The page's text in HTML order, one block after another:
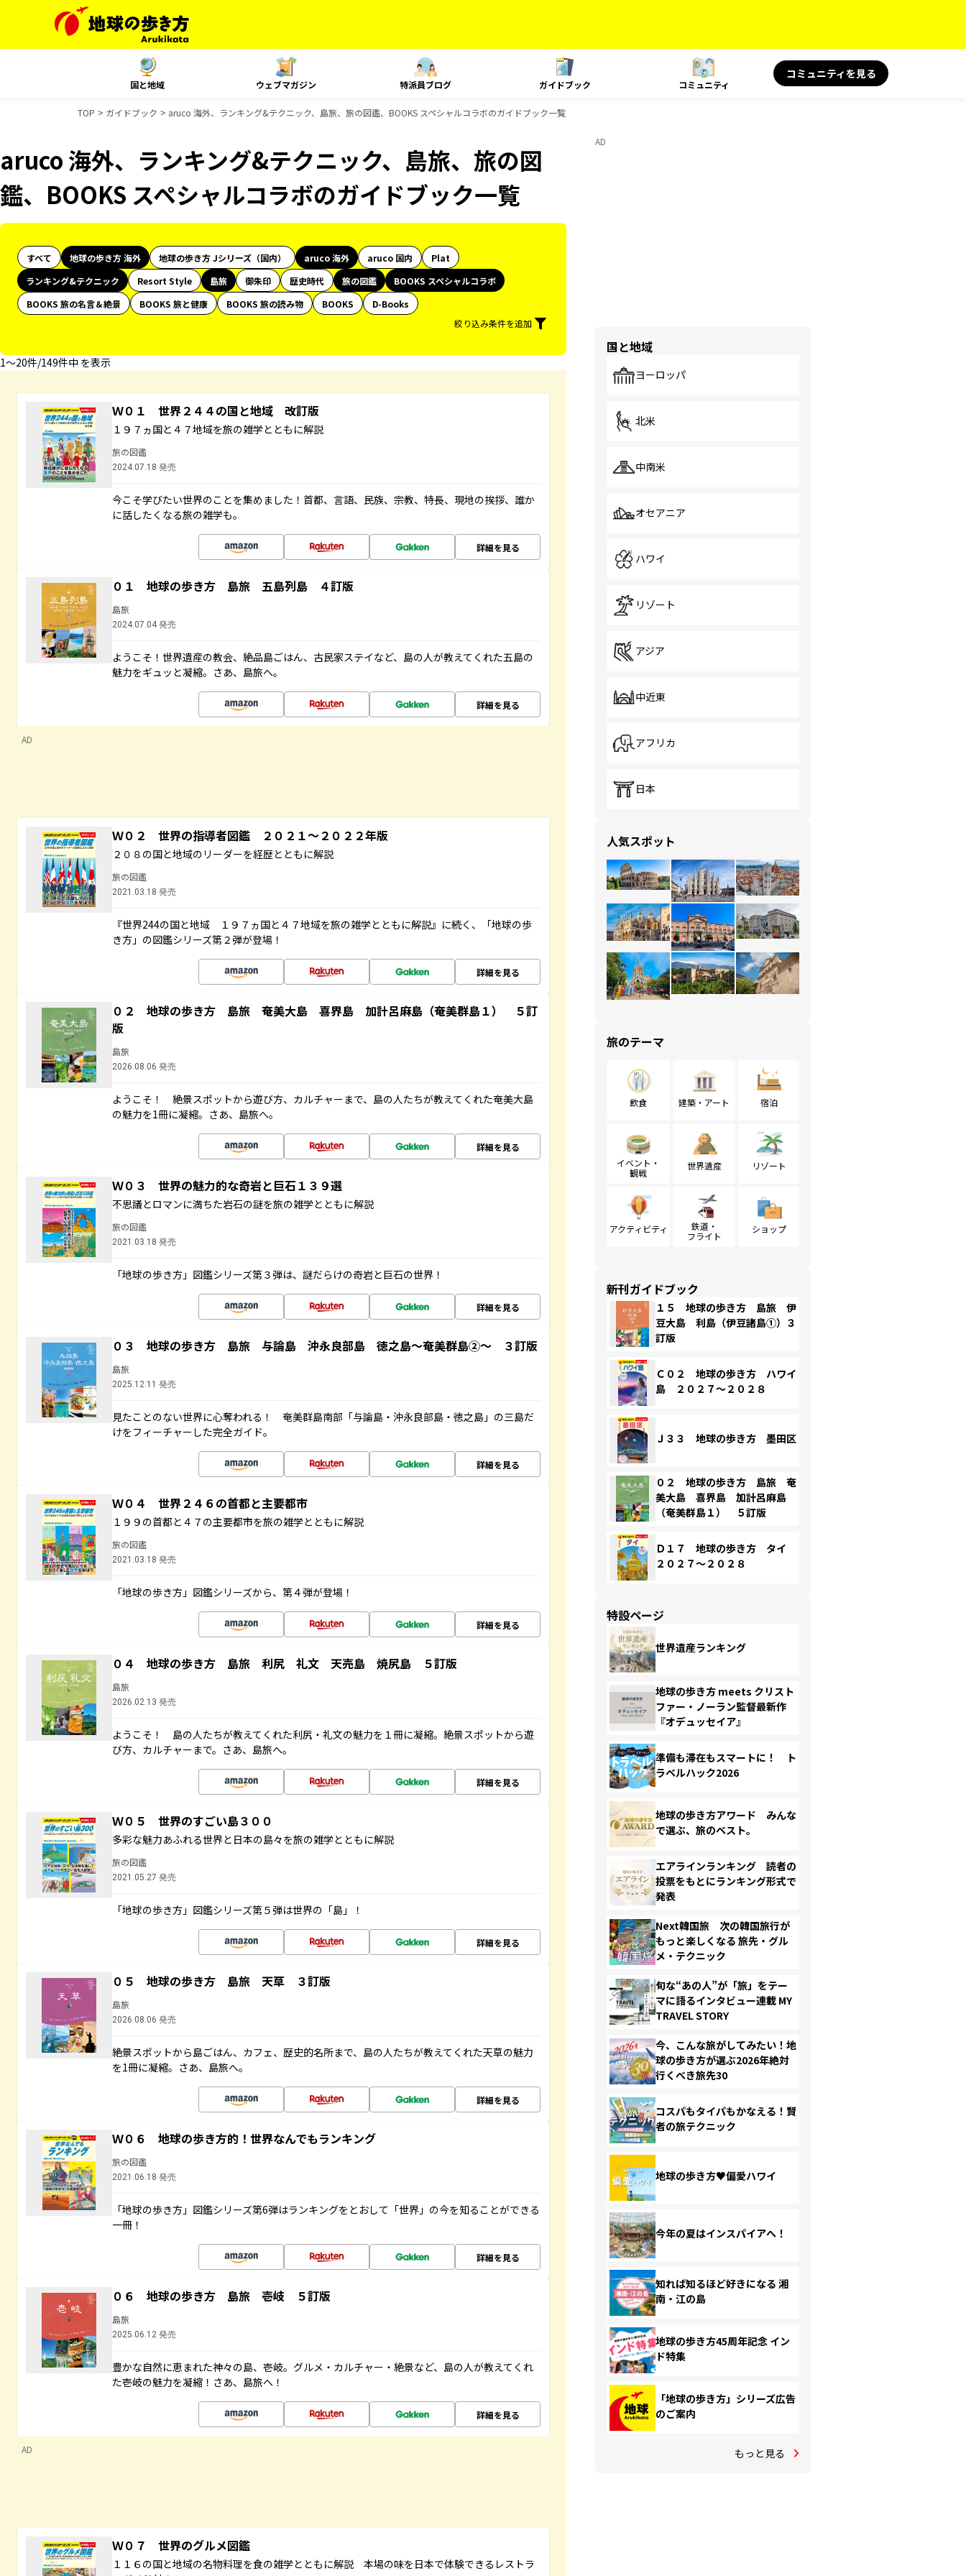
国と地域 ウェブマガジン 特派員ブログ ガイドブック コミュニティ
コミュニティを見る
TOP ガイドブック aruco 海外、ランキング&テクニック、島旅、旅の図鑑、BOOKS スペシャルコラボのガイドブック一覧
aruco 海外、ランキング&テクニック、島旅、旅の図
鑑、BOOKS スペシャルコラボのガイドブック一覧
すべて 地球の歩き方 海外 地球の歩き方 Jシリーズ（国内） aruco 海外 aruco 国内
Plat
ランキング&テクニック
Resort Style 島旅 御朱印 歴史時代 旅の図鑑
BOOKS スペシャルコラボ
BOOKS 旅の名言＆絶景
BOOKS 旅と健康 BOOKS 旅の読み物 BOOKS
D-Books
絞り込み条件を追加
1〜20件/149件中 を表示
Ｗ０１ 世界２４４の国と地域 改訂版
１９７ヵ国と４７地域を旅の雑学とともに解説
旅の図鑑
2024.07.18 発売
今こそ学びたい世界のことを集めました！首都、言語、民族、宗教、特長、現地の挨拶、誰か
に話したくなる旅の雑学も。
詳細を見る
０１ 地球の歩き方 島旅 五島列島 ４訂版
島旅
2024.07.04 発売
ようこそ！世界遺産の教会、絶品島ごはん、古民家ステイなど、島の人が教えてくれた五島の
魅力をギュッと凝縮。さあ、島旅へ。
詳細を見る
AD
Ｗ０２ 世界の指導者図鑑 ２０２１～２０２２年版
２０８の国と地域のリーダーを経歴とともに解説
旅の図鑑
2021.03.18 発売
『世界244の国と地域 １９７ヵ国と４７地域を旅の雑学とともに解説』に続く、「地球の歩
き方」の図鑑シリーズ第２弾が登場！
詳細を見る
０２ 地球の歩き方 島旅 奄美大島 喜界島 加計呂麻島（奄美群島１） ５訂
版
島旅
2026.08.06 発売
ようこそ！ 絶景スポットから遊び方、カルチャーまで、島の人たちが教えてくれた奄美大島
の魅力を1冊に凝縮。さあ、島旅へ。
詳細を見る
Ｗ０３ 世界の魅力的な奇岩と巨石１３９選
不思議とロマンに満ちた岩石の謎を旅の雑学とともに解説
旅の図鑑
2021.03.18 発売
「地球の歩き方」図鑑シリーズ第３弾は、謎だらけの奇岩と巨石の世界！
詳細を見る
０３ 地球の歩き方 島旅 与論島 沖永良部島 徳之島～奄美群島②～ ３訂版
島旅
2025.12.11 発売
見たことのない世界に心奪われる！ 奄美群島南部「与論島・沖永良部島・徳之島」の三島だ
けをフィーチャーした完全ガイド。
詳細を見る
Ｗ０４ 世界２４６の首都と主要都市
１９９の首都と４７の主要都市を旅の雑学とともに解説
旅の図鑑
2021.03.18 発売
「地球の歩き方」図鑑シリーズから、第４弾が登場！
詳細を見る
０４ 地球の歩き方 島旅 利尻 礼文 天売島 焼尻島 ５訂版
島旅
2026.02.13 発売
ようこそ！ 島の人たちが教えてくれた利尻・礼文の魅力を１冊に凝縮。絶景スポットから遊
び方、カルチャーまで。さあ、島旅へ。
詳細を見る
Ｗ０５ 世界のすごい島３００
多彩な魅力あふれる世界と日本の島々を旅の雑学とともに解説
旅の図鑑
2021.05.27 発売
「地球の歩き方」図鑑シリーズ第５弾は世界の「島」！
詳細を見る
０５ 地球の歩き方 島旅 天草 ３訂版
島旅
2026.08.06 発売
絶景スポットから島ごはん、カフェ、歴史的名所まで、島の人たちが教えてくれた天草の魅力
を1冊に凝縮。さあ、島旅へ。
詳細を見る
Ｗ０６ 地球の歩き方的！世界なんでもランキング
旅の図鑑
2021.06.18 発売
「地球の歩き方」図鑑シリーズ第6弾はランキングをとおして「世界」の今を知ることができる
一冊！
詳細を見る
０６ 地球の歩き方 島旅 壱岐 ５訂版
島旅
2025.06.12 発売
豊かな自然に恵まれた神々の島、壱岐。グルメ・カルチャー・絶景など、島の人が教えてくれ
た壱岐の魅力を凝縮！さあ、島旅へ！
詳細を見る
AD
Ｗ０７ 世界のグルメ図鑑
１１６の国と地域の名物料理を食の雑学とともに解説 本場の味を日本で体験できるレストラ
AD
国と地域
ヨーロッパ
北米
中南米
オセアニア
ハワイ
リゾート
アジア
中近東
アフリカ
日本
人気スポット
旅のテーマ
飲食 建築・アート 宿泊
イベント・
観戦
世界遺産 リゾート
アクティビティ
鉄道・
フライト
ショップ
新刊ガイドブック
１５ 地球の歩き方 島旅 伊
豆大島 利島（伊豆諸島①）３
訂版
Ｃ０２ 地球の歩き方 ハワイ
島 ２０２７～２０２８
Ｊ３３ 地球の歩き方 墨田区
０２ 地球の歩き方 島旅 奄
美大島 喜界島 加計呂麻島
（奄美群島１） ５訂版
Ｄ１７ 地球の歩き方 タイ
２０２７～２０２８
特設ページ
世界遺産ランキング
地球の歩き方 meets クリスト
ファー・ノーラン監督最新作
『オデュッセイア』
準備も滞在もスマートに！ ト
ラベルハック2026
地球の歩き方アワード みんな
で選ぶ、旅のベスト。
エアラインランキング 読者の
投票をもとにランキング形式で
発表
Next韓国旅 次の韓国旅行が
もっと楽しくなる 旅先・グル
メ・テクニック
旬な“あの人”が「旅」をテー
マに語るインタビュー連載 MY
TRAVEL STORY
今、こんな旅がしてみたい！地
球の歩き方が選ぶ2026年絶対
行くべき旅先30
コスパもタイパもかなえる！賢
者の旅テクニック
地球の歩き方♥偏愛ハワイ
今年の夏はインスパイアへ！
知れば知るほど好きになる 湘
南・江の島
地球の歩き方45周年記念 イン
ド特集
「地球の歩き方」シリーズ広告
のご案内
もっと見る